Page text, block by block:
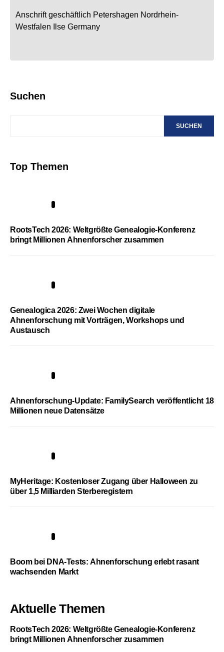
Anschrift geschäftlich Petershagen Nordrhein-
Westfalen
Ilse Germany
Suchen
SUCHEN
Top Themen
RootsTech 2026: Weltgrößte Genealogie-Konferenz
bringt Millionen Ahnenforscher zusammen
Genealogica 2026: Zwei Wochen digitale
Ahnenforschung mit Vorträgen, Workshops und
Austausch
Ahnenforschung-Update: FamilySearch veröffentlicht 18
Millionen neue Datensätze
MyHeritage: Kostenloser Zugang über Halloween zu
über 1,5 Milliarden Sterberegistern
Boom bei DNA-Tests: Ahnenforschung erlebt rasant
wachsenden Markt
Aktuelle Themen
RootsTech 2026: Weltgrößte Genealogie-Konferenz
bringt Millionen Ahnenforscher zusammen